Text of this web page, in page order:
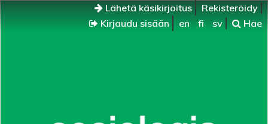
Lähetä käsikirjoitus
Rekisteröidy
Kirjaudu sisään
en fi sv Hae